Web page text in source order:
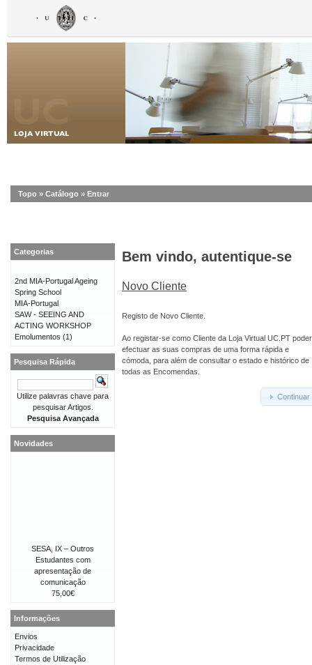
Topo » Catálogo » Entrar
Bem vindo, autentique-se
Novo Cliente
Registo de Novo Cliente.
Ao registar-se como Cliente da Loja Virtual UC.PT
efectuar as suas compras de uma forma rápida e
cómoda, para além de consultar o estado e histórico de
todas as Encomendas.
Continuar
Categorias
2nd MIA-Portugal Ageing
Spring School
MIA-Portugal
SAW - SEEING AND
ACTING WORKSHOP
Emolumentos (1)
Pesquisa Rápida
Utilize palavras chave para
pesquisar Artigos.
Pesquisa Avançada
Novidades
SESA, IX – Outros
Estudantes com
apresentação de
comunicação
75,00€
Informações
Envios
Privacidade
Termos de Utilização